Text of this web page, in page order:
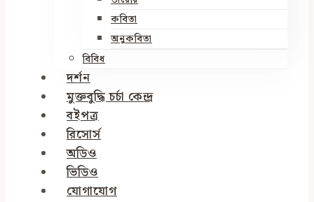
কবিতা
অনুকবিতা
বিবিধ
দর্শন
মুক্তবুদ্ধি চর্চা কেন্দ্র
বইপত্র
রিসোর্স
অডিও
ভিডিও
যোগাযোগ